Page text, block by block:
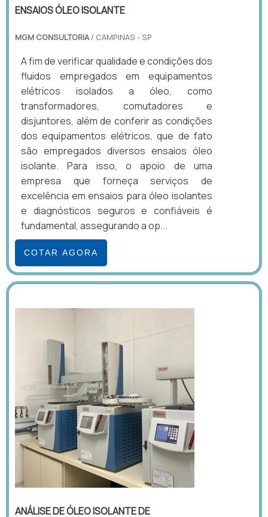
ENSAIOS ÓLEO ISOLANTE
MGM CONSULTORIA/ CAMPINAS - SP
A fim de verificar qualidade e condições dos
fluidos empregados em equipamentos
elétricos isolados a óleo, como
transformadores, comutadores e
disjuntores, além de conferir as condições
dos equipamentos elétricos, que de fato
são empregados diversos ensaios óleo
isolante. Para isso, o apoio de uma
empresa que forneça serviços de
excelência em ensaios para óleo isolantes
e diagnósticos seguros e confiáveis é
fundamental, assegurando a op...
COTAR AGORA
ANÁLISE DE ÓLEO ISOLANTE DE